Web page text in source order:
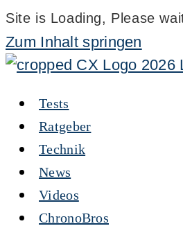
Site is Loading, Please
Zum Inhalt springen
Tests
Ratgeber
Technik
News
Videos
ChronoBros